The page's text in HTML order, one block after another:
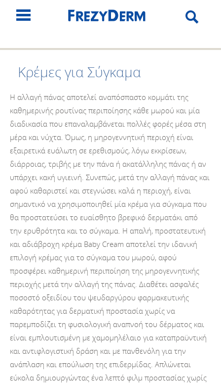
Κρέμες για Σύγκαμα
H αλλαγή πάνας αποτελεί αναπόσπαστο κομμάτι της
καθημερινής ρουτίνας περιποίησης κάθε μωρού και μία
διαδικασία που επαναλαμβάνεται πολλές φορές μέσα στη
μέρα και νύχτα. Όμως, η μηρογεννητική περιοχή είναι
εξαιρετικά ευάλωτη σε ερεθισμούς, λόγω εκκρίσεων,
διάρροιας, τριβής με την πάνα ή ακατάλληλης πάνας ή αν
υπάρχει κακή υγιεινή. Συνεπώς, μετά την αλλαγή πάνας και
αφού καθαριστεί και στεγνώσει καλά η περιοχή, είναι
σημαντικό να χρησιμοποιηθεί μία κρέμα για σύγκαμα που
θα προστατεύσει το ευαίσθητο βρεφικό δερματάκι από
την ερυθρότητα και το σύγκαμα. Η απαλή, προστατευτική
και αδιάβροχη κρέμα Baby Cream αποτελεί την ιδανική
επιλογή κρέμας για το σύγκαμα του μωρού, αφού
προσφέρει καθημερινή περιποίηση της μηρογεννητικής
περιοχής μετά την αλλαγή της πάνας. Διαθέτει ασφαλές
ποσοστό οξειδίου του ψευδαργύρου φαρμακευτικής
καθαρότητας για δερματική προστασία χωρίς να
παρεμποδίζει τη φυσιολογική αναπνοή του δέρματος και
είναι εμπλουτισμένη με χαμομηλέλαιο για καταπραϋντική
και αντιφλογιστική δράση και με πανθενόλη για την
ανάπλαση και επούλωση της επιδερμίδας. Απλώνεται
εύκολα δημιουργώντας ένα λεπτό φιλμ προστασίας χωρίς